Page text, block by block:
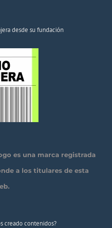
desde su fundación
es una marca registrada
a los titulares de esta
creado contenidos?